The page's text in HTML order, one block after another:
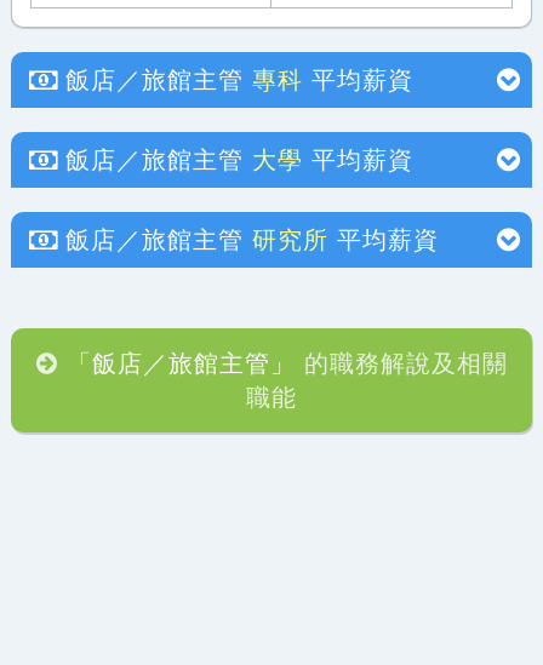
飯店／旅館主管 專科 平均薪資
飯店／旅館主管 大學 平均薪資
飯店／旅館主管 研究所 平均薪資
「飯店／旅館主管」
的職務解說及相關
職能